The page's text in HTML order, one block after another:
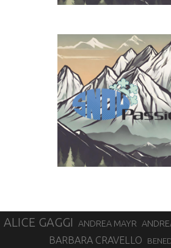
ALICE GAGGI ANDREA MAYR
BARBARA CRAVELLO